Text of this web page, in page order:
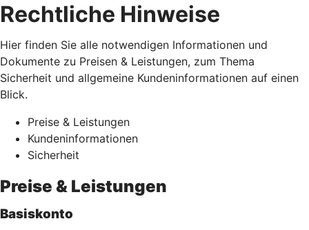
Rechtliche Hinweise
Hier finden Sie alle notwendigen Informationen und
Dokumente zu Preisen & Leistungen, zum Thema
Sicherheit und allgemeine Kundeninformationen auf einen
Blick.
Preise & Leistungen
Kundeninformationen
Sicherheit
Preise & Leistungen
Basiskonto